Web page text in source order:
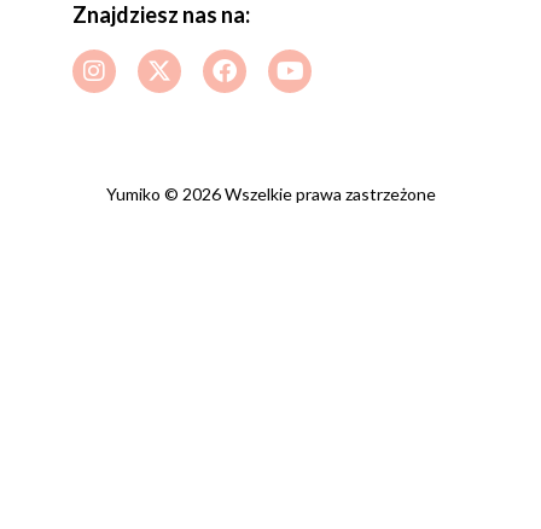
Znajdziesz nas na:
Yumiko © 2026 Wszelkie prawa zastrzeżone